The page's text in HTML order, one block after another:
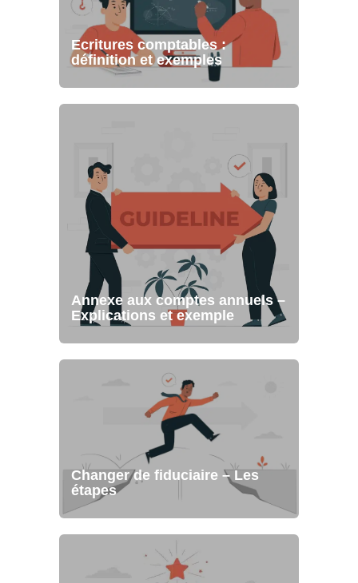
Ecritures comptables :
définition et exemples
Annexe aux comptes annuels –
Explications et exemple
Changer de fiduciaire – Les
étapes